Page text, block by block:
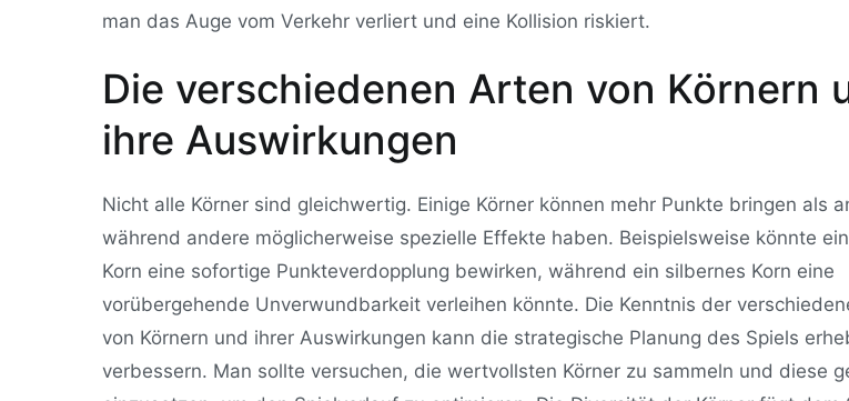
man das Auge vom Verkehr verliert und eine Kollision riskiert.
Die verschiedenen Arten von Körnern
ihre Auswirkungen
Nicht alle Körner sind gleichwertig. Einige Körner können mehr Punkte bringen als
während andere möglicherweise spezielle Effekte haben. Beispielsweise könnte
Korn eine sofortige Punkteverdopplung bewirken, während ein silbernes Korn eine
vorübergehende Unverwundbarkeit verleihen könnte. Die Kenntnis der
von Körnern und ihrer Auswirkungen kann die strategische Planung des Spiels
verbessern. Man sollte versuchen, die wertvollsten Körner zu sammeln und diese